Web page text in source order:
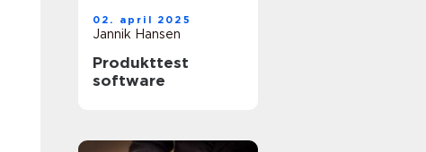
02. april 2025
Jannik Hansen
Produkttest
software